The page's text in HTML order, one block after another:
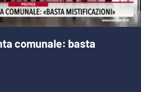
comunale: basta